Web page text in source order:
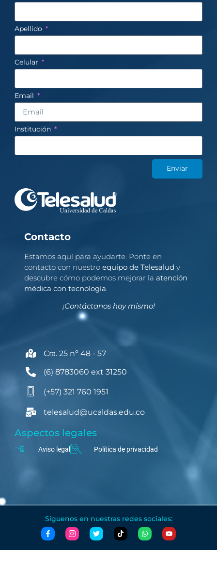
Apellido
Celular
Email
Institución
Enviar
Contacto
Estamos aquí para ayudarte. Ponte en
contacto con nuestro equipo de Telesalud y
descubre cómo podemos mejorar la atención
médica con tecnología.
¡Contáctanos hoy mismo!
Cra. 25 nº 48 - 57
(6) 8783060 ext 31250
(+57) 321 760 1951
telesalud@ucaldas.edu.co
Aspectos legales
Aviso legal Política de privacidad
Síguenos en nuestras redes sociales: